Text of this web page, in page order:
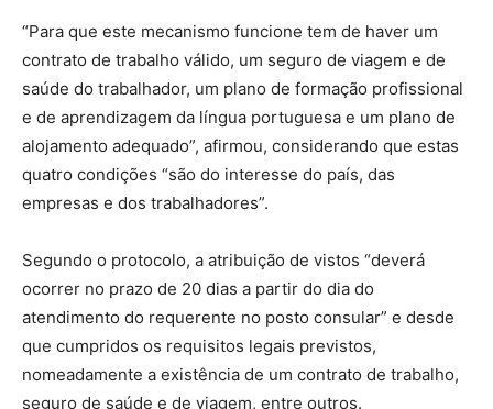
“Para que este mecanismo funcione tem de haver um
contrato de trabalho válido, um seguro de viagem e de
saúde do trabalhador, um plano de formação profissional
e de aprendizagem da língua portuguesa e um plano de
alojamento adequado”, afirmou, considerando que estas
quatro condições “são do interesse do país, das
empresas e dos trabalhadores”.
Segundo o protocolo, a atribuição de vistos “deverá
ocorrer no prazo de 20 dias a partir do dia do
atendimento do requerente no posto consular” e desde
que cumpridos os requisitos legais previstos,
nomeadamente a existência de um contrato de trabalho,
seguro de saúde e de viagem, entre outros.